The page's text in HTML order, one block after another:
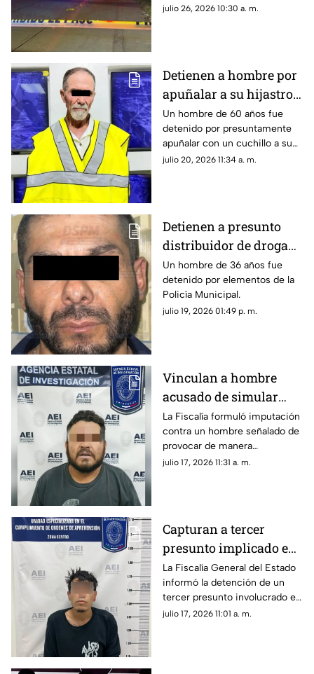
exterior de un presunto
julio 26, 2026 10:30 a. m.
Detienen a hombre por
apuñalar a su hijastro e
incendiar vivienda en
Ciudad Juárez
Un hombre de 60 años fue
detenido por presuntamente
apuñalar con un cuchillo a su
hijastro e incendiar un colchón
julio 20, 2026 11:34 a. m.
Detienen a presunto
distribuidor de droga
tras operativo en la
colonia Sierra Azul
Un hombre de 36 años fue
detenido por elementos de la
Policía Municipal.
julio 19, 2026 01:49 p. m.
Vinculan a hombre
acusado de simular
volcadura para
intentar asesinar a su
familia en Parral
La Fiscalía formuló imputación
contra un hombre señalado de
provocar de manera
intencional una volcadura en la
julio 17, 2026 11:31 a. m.
Capturan a tercer
presunto implicado en
caso de cuerpo sin vida
en Las Curvas del
Perico
La Fiscalía General del Estado
informó la detención de un
tercer presunto involucrado en
un caso de desaparición
julio 17, 2026 11:01 a. m.